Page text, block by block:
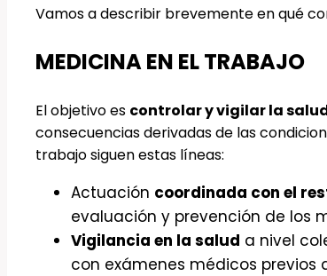
Vamos a describir brevemente en qué
MEDICINA EN EL TRABAJO
El objetivo es controlar y vigilar la
consecuencias derivadas de las
trabajo siguen estas líneas:
Actuación coordinada con el
evaluación y prevención de los
Vigilancia en la salud a nivel
con exámenes médicos